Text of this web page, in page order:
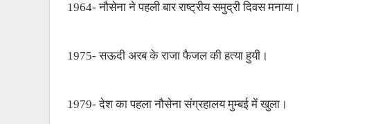
1964- नौसेना ने पहली बार राष्ट्रीय समुद्री दिवस मनाया।
1975- सऊदी अरब के राजा फैजल की हत्या हुयी।
1979- देश का पहला नौसेना संग्रहालय मुम्बई में खुला।